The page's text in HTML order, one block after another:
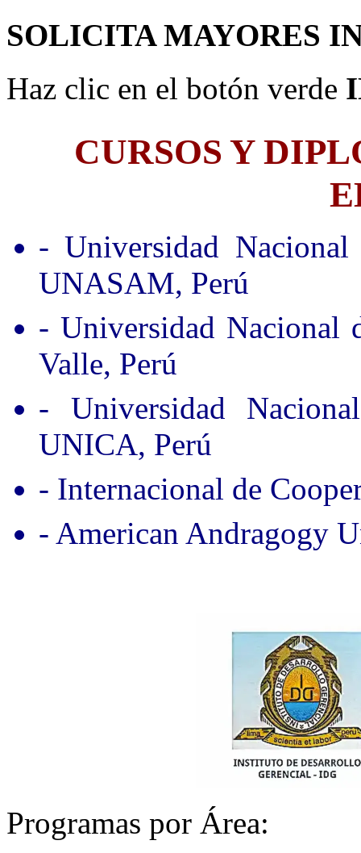
SOLICITA MAYORES
Haz clic en el botón verde
CURSOS Y
- Universidad
UNASAM, Perú
- Universidad Nacional
Valle, Perú
- Universidad
UNICA, Perú
- Internacional de
- American Andragogy
Programas por Área: